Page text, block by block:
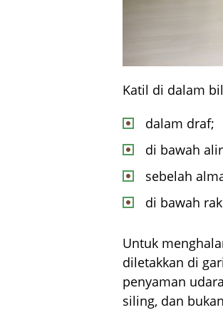
Katil di dalam
dalam draf;
di bawah
sebelah
di bawah
Untuk
diletakkan di
penyaman
siling, dan